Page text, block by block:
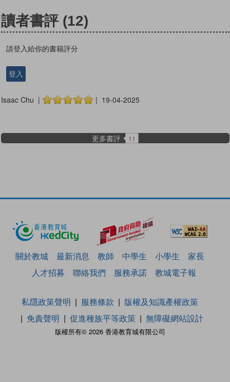
讀者書評 (12)
請登入給你的書籍評分
登入
Isaac Chu | | 19-04-2025
更多書評 11
關於教城 最新消息 教師 中學生 小學生
家長
人才招募
聯絡我們 服務承諾 教城電子報
版權所有© 2026 香港教育城有限公司
私隱政策聲明 服務條款
版權及知識產權政策
免責聲明
促進種族平等政策 無障礙網站設計